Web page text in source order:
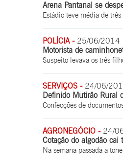
Arena Pantanal se
Estádio teve média de
POLÍCIA - 25/06/2014
Motorista de
Suspeito levava os três
SERVIÇOS - 24/06/
Definido Mutirão Rural
Confecções de
AGRONEGÓCIO - 24/
Cotação do algodão
Na semana passada a